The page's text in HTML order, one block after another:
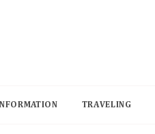
TRAVELING